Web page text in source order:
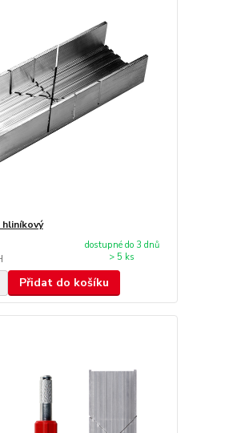
dostupné do 3 dnů
> 5 ks
Přidat do košíku